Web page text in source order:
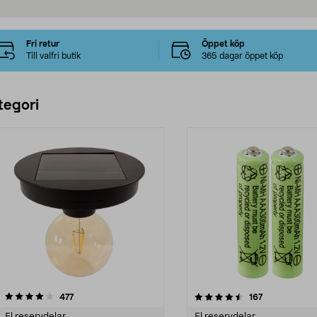
Fri retur
Till valfri butik
Öppet köp
365 dagar öppet köp
477recensioner
4.5 av 5 stjärnor 167recensioner
4.5 av 5 stjärnor